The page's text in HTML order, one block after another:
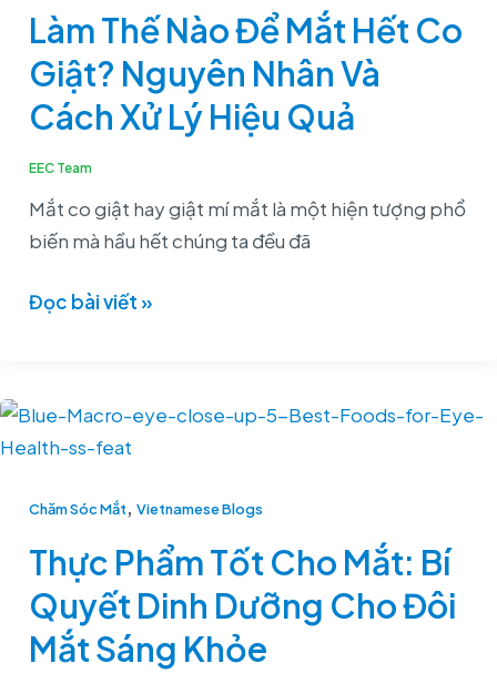
Làm Thế Nào Để Mắt Hết Co
Giật? Nguyên Nhân Và
Cách Xử Lý Hiệu Quả
EEC Team
Mắt co giật hay giật mí mắt là một hiện tượng phổ
biến mà hầu hết chúng ta đều đã
Mắt
Hết
Co
Giật?
Nguyên
Nhân
Và
Xử
Đọc bài viết »
Chăm Sóc Mắt, Vietnamese Blogs
Thực Phẩm Tốt Cho Mắt: Bí
Quyết Dinh Dưỡng Cho Đôi
Mắt Sáng Khỏe
Thực
Phẩm
Cho
Bí
Quyết
Dinh
Dưỡng